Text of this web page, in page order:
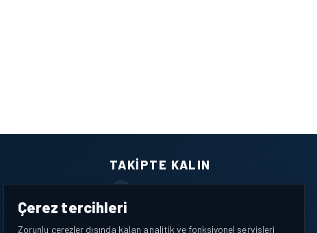
TAKIPTE KALIN
Çerez tercihleri
Zorunlu çerezler dışında kalan analitik ve fonksiyonel servisleri